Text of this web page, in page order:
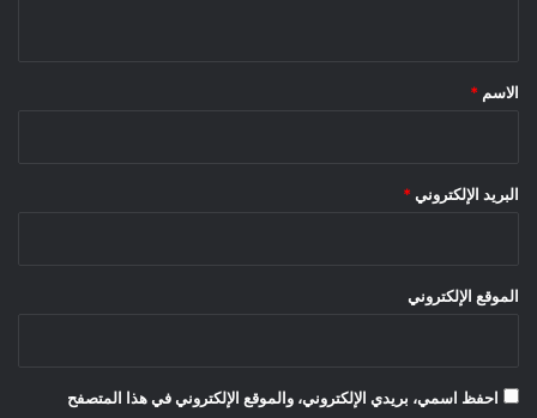
*
الاسم *
البريد الإلكتروني *
الموقع الإلكتروني
احفظ اسمي، بريدي الإلكتروني، والموقع الإلكتروني في هذا المتصفح